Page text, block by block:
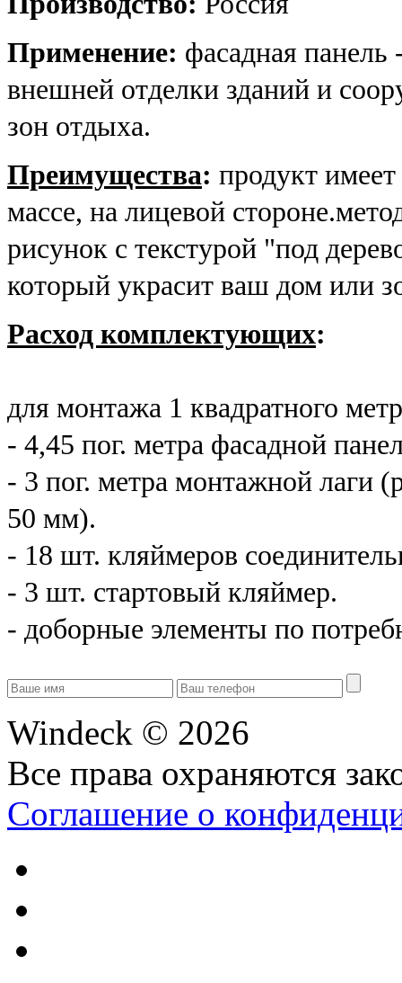
Применение: фасадная
внешней отделки зданий и
зон отдыха.
Преимущества: продукт
массе, на лицевой
рисунок с текстурой "под
который украсит ваш дом или
Расход комплектующих:
для монтажа 1 квадратного
- 4,45 пог. метра фасадной
- 3 пог. метра монтажной лаги
50 мм).
- 18 шт. кляймеров
- 3 шт. стартовый кляймер.
- доборные элементы по
Windeck © 2026
Все права охраняются
Соглашение о